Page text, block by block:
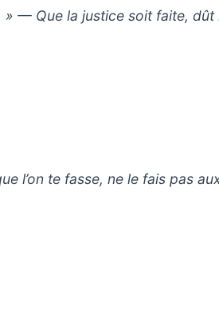
» — Que la justice soit faite, dût
l’on te fasse, ne le fais pas